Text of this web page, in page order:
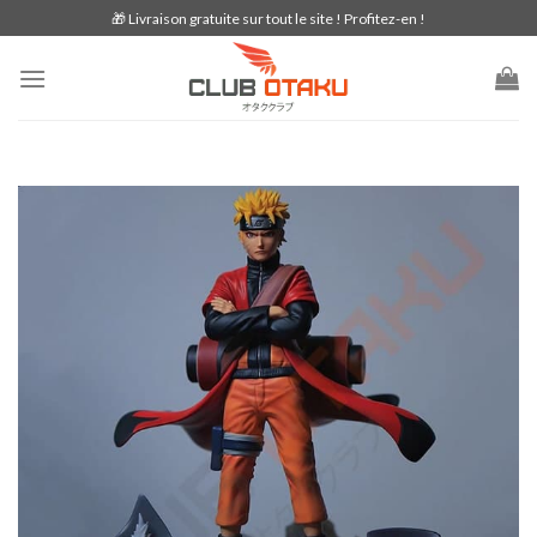
to
content
🎁 Livraison gratuite sur tout le site ! Profitez-en !